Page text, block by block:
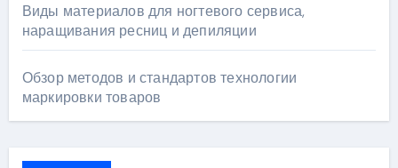
Виды материалов для ногтевого сервиса,
наращивания ресниц и депиляции
Обзор методов и стандартов технологии
маркировки товаров